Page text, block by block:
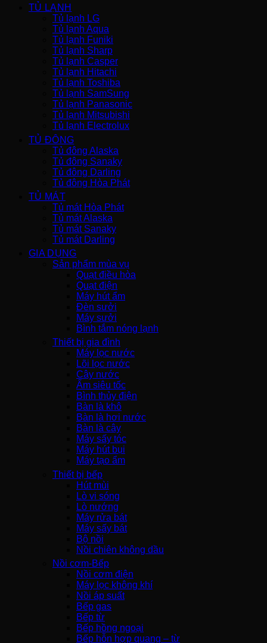
TỦ LẠNH
Tủ lạnh LG
Tủ lạnh Aqua
Tủ lạnh Funiki
Tủ lạnh Sharp
Tủ lạnh Casper
Tủ lạnh Hitachi
Tủ lạnh Toshiba
Tủ lạnh SamSung
Tủ lạnh Panasonic
Tủ lạnh Mitsubishi
Tủ lạnh Electrolux
TỦ ĐÔNG
Tủ đông Alaska
Tủ đông Sanaky
Tủ đông Darling
Tủ đông Hòa Phát
TỦ MÁT
Tủ mát Hòa Phát
Tủ mát Alaska
Tủ mát Sanaky
Tủ mát Darling
GIA DỤNG
Sản phẩm mùa vụ
Quạt điều hòa
Quạt điện
Máy hút ẩm
Đèn sưởi
Máy sưởi
Bình tắm nóng lạnh
Thiết bị gia đình
Máy lọc nước
Lõi lọc nước
Cây nước
Ấm siêu tốc
Bình thủy điện
Bàn là khô
Bàn là hơi nước
Bàn là cây
Máy sấy tóc
Máy hút bụi
Máy tạo ẩm
Thiết bị bếp
Hút mùi
Lò vi sóng
Lò nướng
Máy rửa bát
Máy sấy bát
Bộ nồi
Nồi chiên không dầu
Nồi cơm-Bếp
Nồi cơm điện
Máy lọc không khí
Nồi áp suất
Bếp gas
Bếp từ
Bếp hồng ngoại
Bếp hỗn hợp quang – từ